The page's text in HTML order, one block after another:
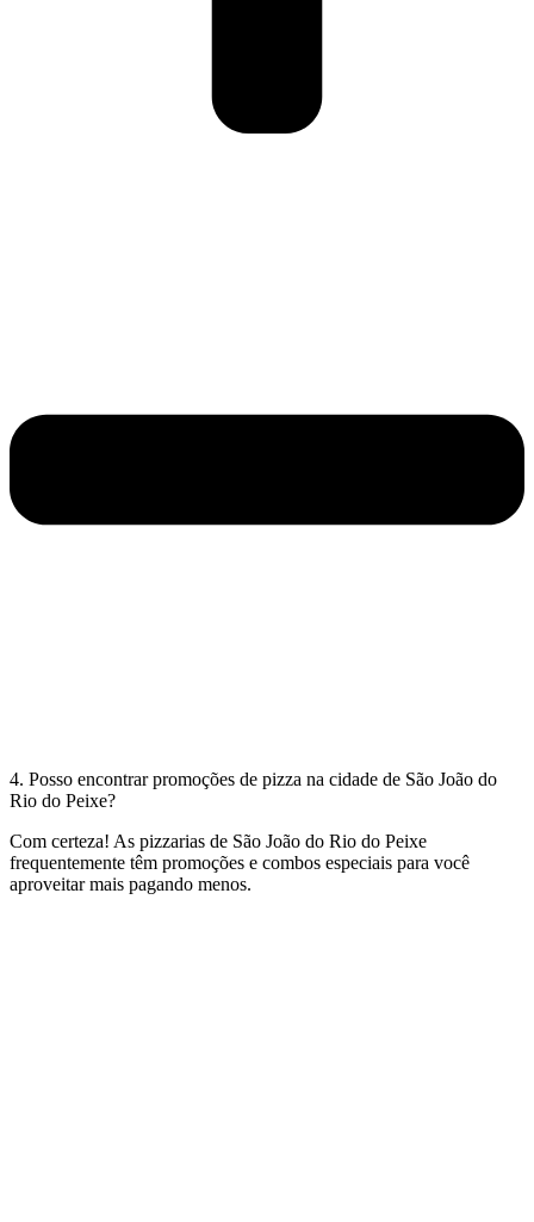
4. Posso encontrar promoções de pizza na cidade de São João do
Rio do Peixe?
Com certeza! As pizzarias de São João do Rio do Peixe
frequentemente têm promoções e combos especiais para você
aproveitar mais pagando menos.